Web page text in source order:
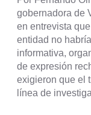
gobernadora de
en entrevista
entidad no
informativa,
de expresión
exigieron que el
línea de